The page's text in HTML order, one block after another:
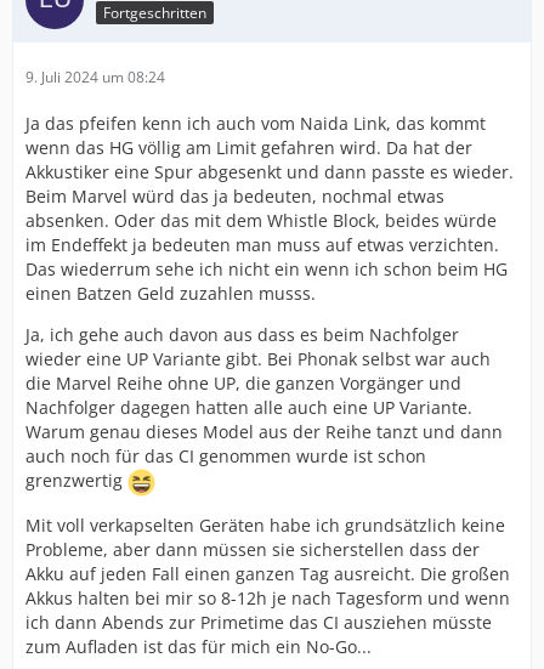
Fortgeschritten
9. Juli 2024 um 08:24
Ja das pfeifen kenn ich auch vom Naida Link, das kommt
wenn das HG völlig am Limit gefahren wird. Da hat der
Akkustiker eine Spur abgesenkt und dann passte es wieder.
Beim Marvel würd das ja bedeuten, nochmal etwas
absenken. Oder das mit dem Whistle Block, beides würde
im Endeffekt ja bedeuten man muss auf etwas verzichten.
Das wiederrum sehe ich nicht ein wenn ich schon beim HG
einen Batzen Geld zuzahlen musss.
Ja, ich gehe auch davon aus dass es beim Nachfolger
wieder eine UP Variante gibt. Bei Phonak selbst war auch
die Marvel Reihe ohne UP, die ganzen Vorgänger und
Nachfolger dagegen hatten alle auch eine UP Variante.
Warum genau dieses Model aus der Reihe tanzt und dann
auch noch für das CI genommen wurde ist schon
grenzwertig
Mit voll verkapselten Geräten habe ich grundsätzlich keine
Probleme, aber dann müssen sie sicherstellen dass der
Akku auf jeden Fall einen ganzen Tag ausreicht. Die großen
Akkus halten bei mir so 8-12h je nach Tagesform und wenn
ich dann Abends zur Primetime das CI ausziehen müsste
zum Aufladen ist das für mich ein No-Go...